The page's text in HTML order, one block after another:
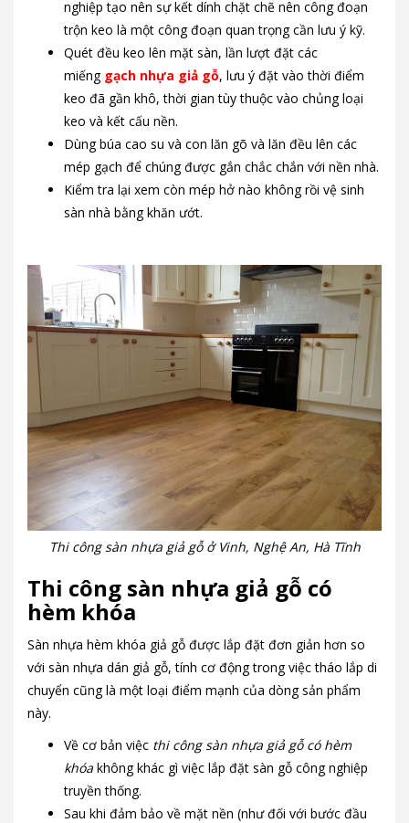
nghiệp tạo nên sự kết dính chặt chẽ nên công đoạn
trộn keo là một công đoạn quan trọng cần lưu ý kỹ.
Quét đều keo lên mặt sàn, lần lượt đặt các
miếng gạch nhựa giả gỗ, lưu ý đặt vào thời điểm
keo đã gần khô, thời gian tùy thuộc vào chủng loại
keo và kết cấu nền.
Dùng búa cao su và con lăn gõ và lăn đều lên các
mép gạch để chúng được gắn chắc chắn với nền nhà.
Kiểm tra lại xem còn mép hở nào không rồi vệ sinh
sàn nhà bằng khăn ướt.
Thi công sàn nhựa giả gỗ ở Vinh, Nghệ An, Hà Tĩnh
Thi công sàn nhựa giả gỗ có
hèm khóa
Sàn nhựa hèm khóa giả gỗ được lắp đặt đơn giản hơn so
với sàn nhựa dán giả gỗ, tính cơ động trong việc tháo lắp di
chuyển cũng là một loại điểm mạnh của dòng sản phẩm
này.
Về cơ bản việc thi công sàn nhựa giả gỗ có hèm
khóa không khác gì việc lắp đặt sàn gỗ công nghiệp
truyền thống.
Sau khi đảm bảo về mặt nền (như đối với bước đầu